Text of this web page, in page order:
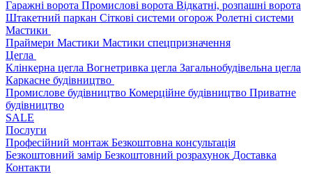
Гаражні ворота Промислові ворота Відкатні, розпашні ворота
Штакетний паркан Сіткові системи огорож Ролетні системи
Мастики
Праймери Мастики Мастики спецпризначення
Цегла
Клінкерна цегла Вогнетривка цегла Загальнобудівельна цегла
Каркасне будівництво
Промислове будівництво Комерційне будівництво Приватне
будівництво
SALE
Послуги
Професійний монтаж Безкоштовна консультація
Безкоштовний замір Безкоштовний розрахунок Доставка
Контакти